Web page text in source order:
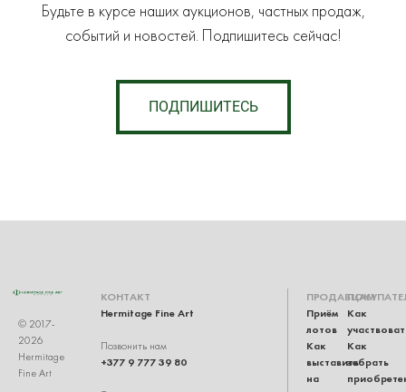
Будьте в курсе наших аукционов, частных продаж,
событий и новостей. Подпишитесь сейчас!
ПОДПИШИТЕСЬ
© 2017-
2026
Hermitage
Fine Art
КОНТАКТ
Hermitage Fine Art
Позвонить нам
+377 9 777 39 80
ПРОДАВЦАМ
Приём
лотов
Как
выставить
на
Как
Как
забрать